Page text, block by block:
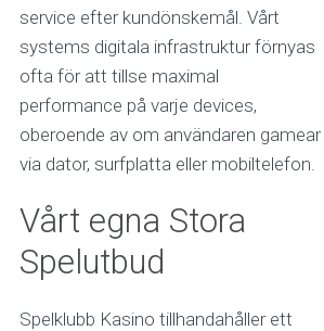
service efter kundönskemål. Vårt
systems digitala infrastruktur förnyas
ofta för att tillse maximal
performance på varje devices,
oberoende av om användaren gamear
via dator, surfplatta eller mobiltelefon.
Vårt egna Stora
Spelutbud
Spelklubb Kasino tillhandahåller ett